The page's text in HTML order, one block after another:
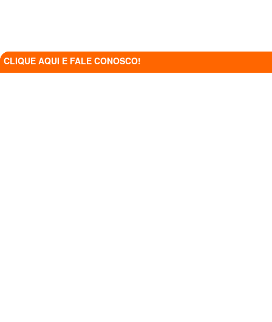
CLIQUE AQUI E FALE CONOSCO!
CLIQUE AQUI E FALE CONOSCO!